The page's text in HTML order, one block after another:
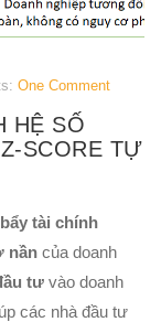
One Comment
HỆ SỐ
SCORE TỰ
tài chính
nần của doanh
tư vào doanh
các nhà đầu tư